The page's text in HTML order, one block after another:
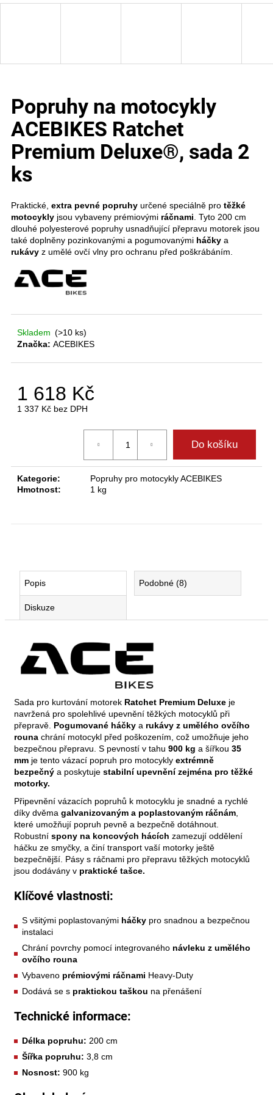
Popruhy na motocykly
ACEBIKES Ratchet
Premium Deluxe®, sada 2
ks
Praktické, extra pevné popruhy určené speciálně pro těžké
motocykly jsou vybaveny prémiovými ráčnami . Tyto 200 cm
dlouhé polyesterové popruhy usnadňující přepravu motorek jsou
také doplněny pozinkovanými a pogumovanými háčky a
rukávy z umělé ovčí vlny pro ochranu před poškrábáním.
Skladem (>10 ks)
Značka: ACEBIKES
1 618 Kč
1 337 Kč bez DPH
Do košíku
Kategorie:
Popruhy pro motocykly ACEBIKES
Hmotnost: 1 kg
Popis Podobné (8)
Diskuze
Sada pro kurtování motorek Ratchet Premium Deluxe je
navržená pro spolehlivé upevnění těžkých motocyklů při
přepravě. Pogumované háčky a rukávy z umělého ovčího
rouna chrání motocykl před poškozením, což umožňuje jeho
bezpečnou přepravu. S pevností v tahu 900 kg a šířkou 35
mm je tento vázací popruh pro motocykly extrémně
bezpečný a poskytuje stabilní upevnění zejména pro těžké
motorky.
Připevnění vázacích popruhů k motocyklu je snadné a rychlé
díky dvěma galvanizovaným a poplastovaným ráčnám
které umožňují popruh pevně a bezpečně dotáhnout.
Robustní spony na koncových hácích zamezují oddělení
háčku ze smyčky, a činí transport vaší motorky ještě
bezpečnější. Pásy s ráčnami pro přepravu těžkých motocyklů
jsou dodávány v praktické tašce.
Klíčové vlastnosti:
S všitými poplastovanými háčky pro snadnou a bezpečnou
instalaci
Chrání povrchy pomocí integrovaného návleku z umělého
ovčího rouna
Vybaveno prémiovými ráčnami Heavy-Duty
Dodává se s praktickou taškou na přenášení
Technické informace:
Délka popruhu: 200 cm
Šířka popruhu: 3,8 cm
Nosnost: 900 kg
e
a
j
í
t
D
o
p
u
e
ráčny
990
Kč